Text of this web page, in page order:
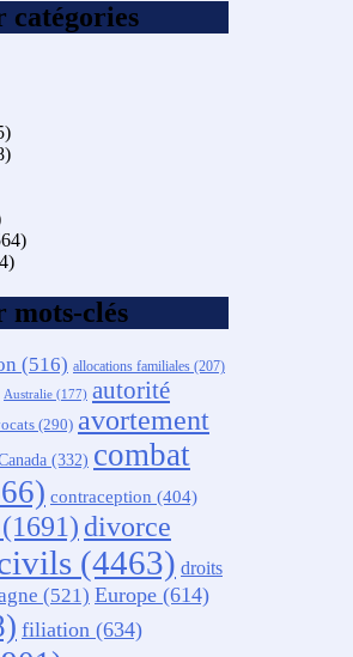
catégories
mots-clés
(516) allocations familiales (207)
Australie (177) autorité
(290) avortement
(332) combat
contraception (404)
(1691) divorce
(4463) droits
(521) Europe (614)
filiation (634)